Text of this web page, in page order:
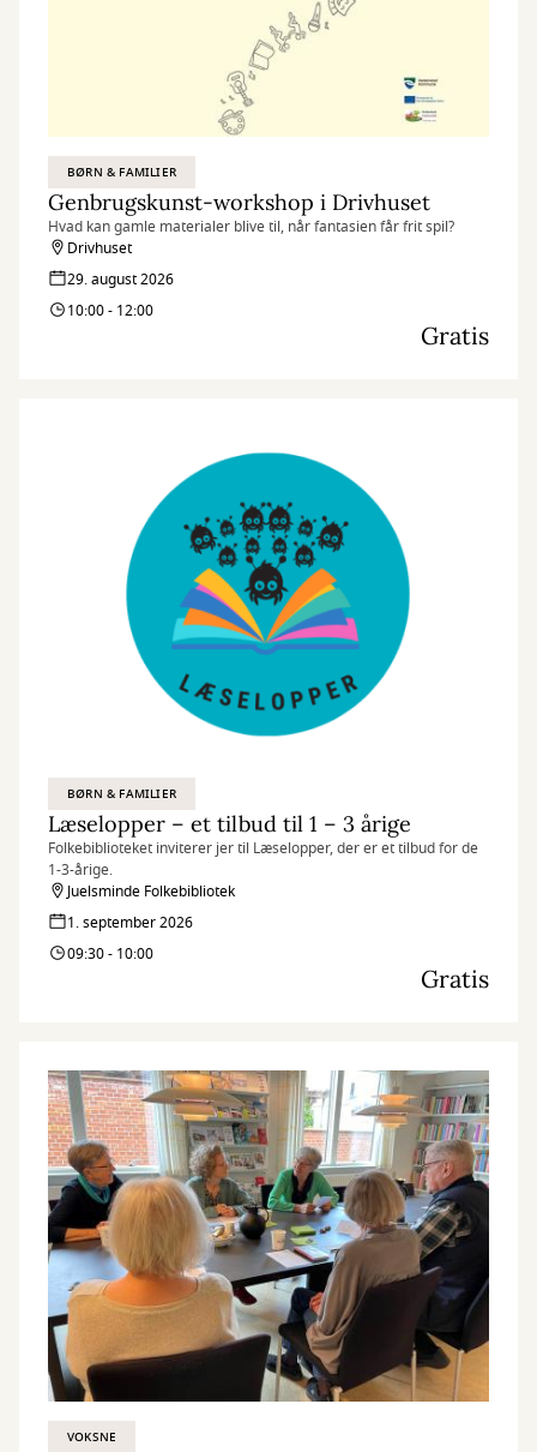
BØRN & FAMILIER
Genbrugskunst-workshop i Drivhuset
Hvad kan gamle materialer blive til, når fantasien får frit spil?
Drivhuset
29. august 2026
10:00 - 12:00
Gratis
BØRN & FAMILIER
Læselopper – et tilbud til 1 – 3 årige
Folkebiblioteket inviterer jer til Læselopper, der er et tilbud for de
1-3-årige.
Juelsminde Folkebibliotek
1. september 2026
09:30 - 10:00
Gratis
VOKSNE